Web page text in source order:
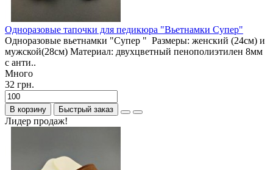
Одноразовые тапочки для педикюра "Вьетнамки Супер"
Одноразовые вьетнамки "Супер " Размеры: женский (24см) и
мужской(28см) Материал: двухцветный пенополиэтилен 8мм
с анти..
Много
32 грн.
В корзину Быстрый заказ
Лидер продаж!